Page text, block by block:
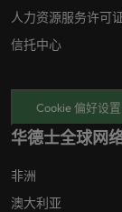
人力资源服务许可
信托中心
Cookie 偏好设置
华德士全球网
非洲
澳大利亚